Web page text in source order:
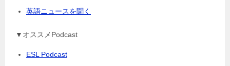
英語ニュースを聞く
▼オススメPodcast
ESL Podcast